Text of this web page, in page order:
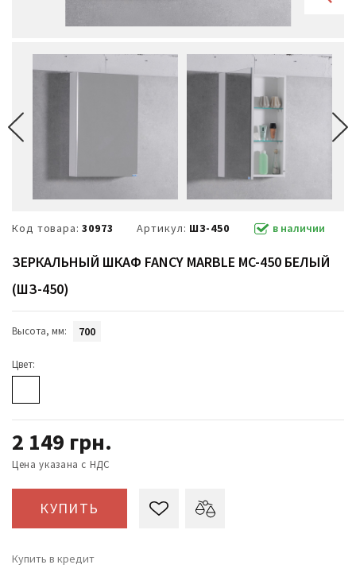
Код товара: 30973 Артикул: ШЗ-450 в наличии
ЗЕРКАЛЬНЫЙ ШКАФ FANCY MARBLE MC-450 БЕЛЫЙ
(ШЗ-450)
Высота, мм: 700
Цвет:
2 149 грн.
Цена указана с НДС
КУПИТЬ
Купить в кредит